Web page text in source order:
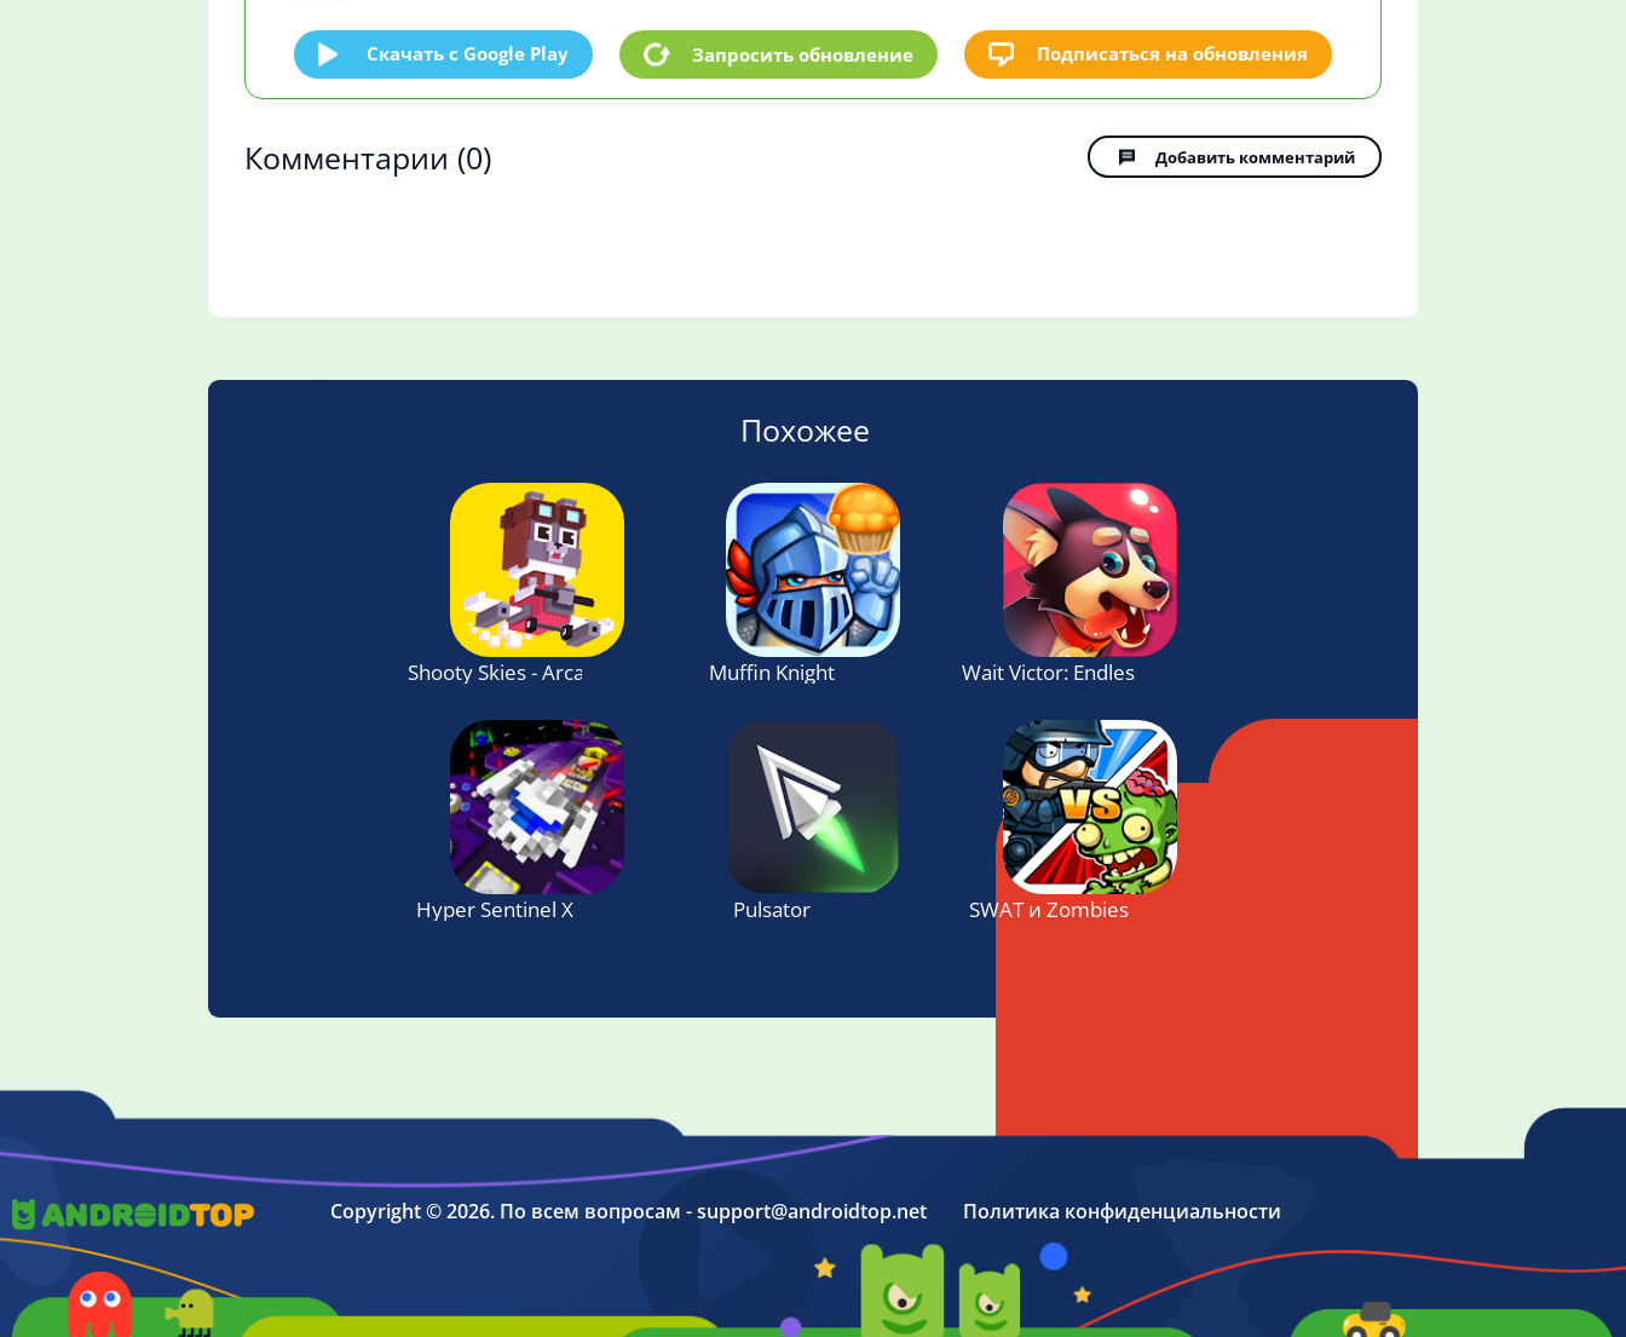
Скачать c Google Play Запросить обновление Подписаться на обновления
Комментарии (0) Добавить комментарий
Похожее
Shooty Skies - Arcade Flyer Muffin Knight Wait Victor: Endless Runner
Hyper Sentinel X Pulsator SWAT и Zombies
Copyright © 2026. По всем вопросам - support@androidtop.net Политика конфиденциальности